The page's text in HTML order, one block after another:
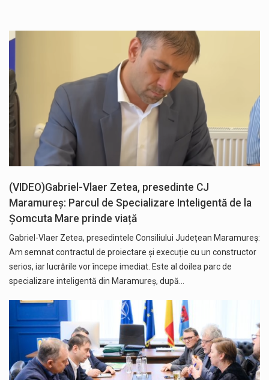
(VIDEO)Gabriel-Vlaer Zetea, presedinte CJ
Maramureș: Parcul de Specializare Inteligentă de la
Șomcuta Mare prinde viață
Gabriel-Vlaer Zetea, presedintele Consiliului Județean Maramureș:
Am semnat contractul de proiectare și execuție cu un constructor
serios, iar lucrările vor începe imediat. Este al doilea parc de
specializare inteligentă din Maramureș, după…